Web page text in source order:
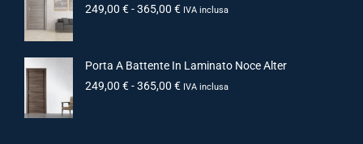
249,00 €-365,00 € IVA inclusa
Porta A Battente In Laminato Noce Alter
249,00 €-365,00 € IVA inclusa